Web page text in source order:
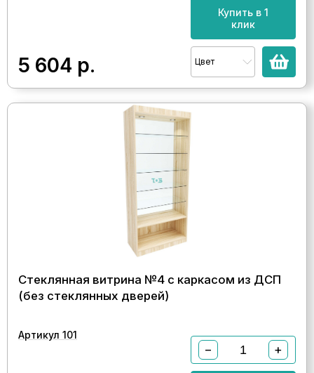
5 604 р.
Купить в 1
клик
Цвет
Стеклянная витрина №4 с каркасом из ДСП
(без стеклянных дверей)
Артикул 101
− +